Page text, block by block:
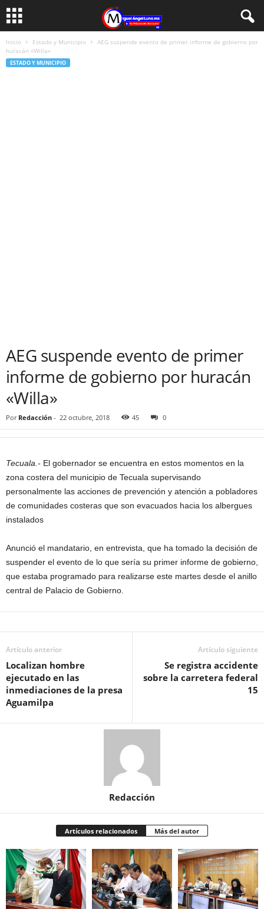
Inicio Estado y Municipio
AEG suspende evento de primer informe de gobierno por
huracán «Willa»
ESTADO Y MUNICIPIO
AEG suspende evento de primer
informe de gobierno por huracán
«Willa»
Por Redacción - 22 octubre, 2018 45 0
Tecuala.- El gobernador se encuentra en estos momentos en la
zona costera del municipio de Tecuala supervisando
personalmente las acciones de prevención y atención a pobladores
de comunidades costeras que son evacuados hacia los albergues
instalados
Anunció el mandatario, en entrevista, que ha tomado la decisión de
suspender el evento de lo que sería su primer informe de gobierno,
que estaba programado para realizarse este martes desde el anillo
central de Palacio de Gobierno.
Artículo anterior
Localizan hombre
ejecutado en las
inmediaciones de la presa
Aguamilpa
Artículo siguiente
Se registra accidente
sobre la carretera federal
15
Redacción
Artículos relacionados Más del autor